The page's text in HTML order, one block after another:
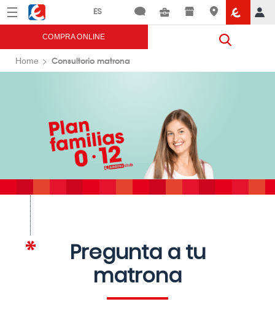
Menú Eroski
COMPRA ONLINE
Home Consultorio matrona
Pregunta a tu
matrona